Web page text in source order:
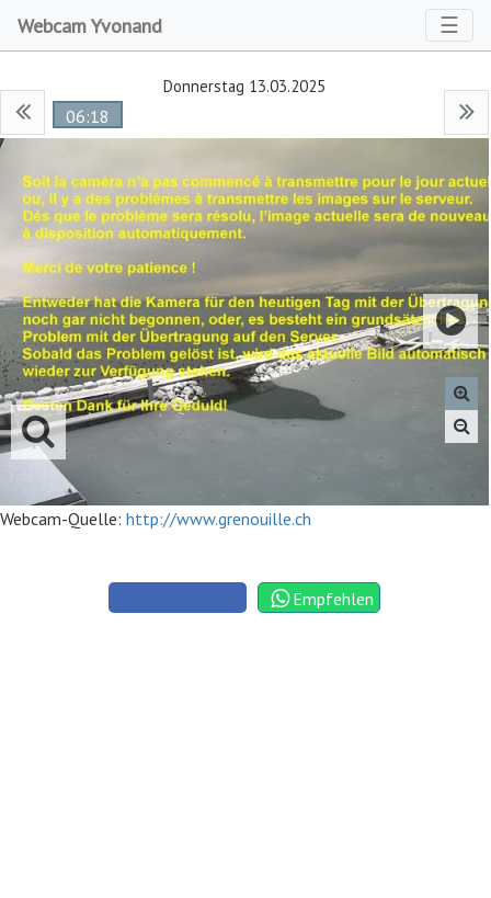
Webcam Yvonand ☰
Donnerstag 13.03.2025
06:18
Webcam-Quelle: http://www.grenouille.ch
Empfehlen